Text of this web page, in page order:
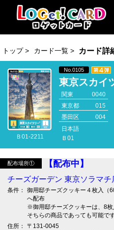
トップ > カード一覧 > カード詳
Ｂ01-2211
No.0105
東京スカイ
関東
0040
東京都
015
墨田区
004
日本語
Ｂ01
配布場所① 【配布中】
チーズガーデン 東京ソラマチ
条件：
御用邸チーズクッキー４枚入（
へ配布
※御用邸チーズクッキーは、8枚
そちらの商品であっても可能です
住所：
〒131-0045